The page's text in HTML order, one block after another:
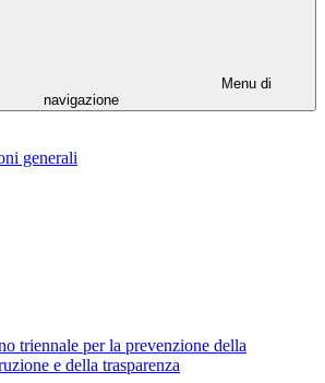
Menu di
navigazione
generali
triennale per la prevenzione della
e della trasparenza